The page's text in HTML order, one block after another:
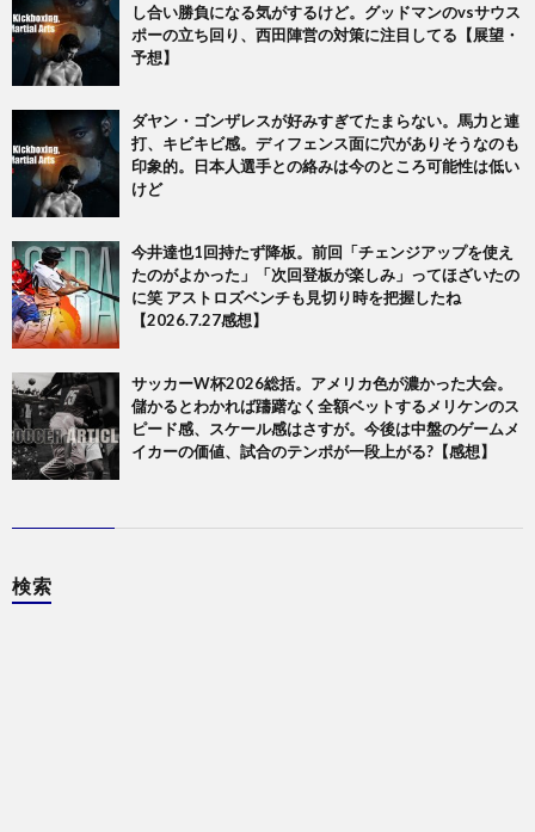
し合い勝負になる気がするけど。グッドマンのvsサウス
ポーの立ち回り、西田陣営の対策に注目してる【展望・
予想】
ダヤン・ゴンザレスが好みすぎてたまらない。馬力と連
打、キビキビ感。ディフェンス面に穴がありそうなのも
印象的。日本人選手との絡みは今のところ可能性は低い
けど
今井達也1回持たず降板。前回「チェンジアップを使え
たのがよかった」「次回登板が楽しみ」ってほざいたの
に笑 アストロズベンチも見切り時を把握したね
【2026.7.27感想】
サッカーW杯2026総括。アメリカ色が濃かった大会。
儲かるとわかれば躊躇なく全額ベットするメリケンのス
ピード感、スケール感はさすが。今後は中盤のゲームメ
イカーの価値、試合のテンポが一段上がる?【感想】
検索